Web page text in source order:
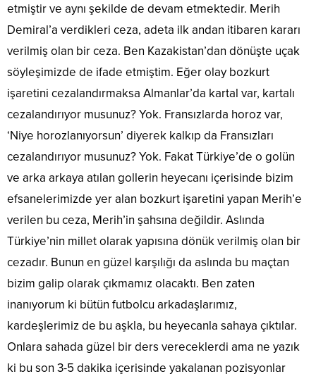
etmiştir ve aynı şekilde de devam etmektedir. Merih
Demiral’a verdikleri ceza, adeta ilk andan itibaren kararı
verilmiş olan bir ceza. Ben Kazakistan’dan dönüşte uçak
söyleşimizde de ifade etmiştim. Eğer olay bozkurt
işaretini cezalandırmaksa Almanlar’da kartal var, kartalı
cezalandırıyor musunuz? Yok. Fransızlarda horoz var,
‘Niye horozlanıyorsun’ diyerek kalkıp da Fransızları
cezalandırıyor musunuz? Yok. Fakat Türkiye’de o golün
ve arka arkaya atılan gollerin heyecanı içerisinde bizim
efsanelerimizde yer alan bozkurt işaretini yapan Merih’e
verilen bu ceza, Merih’in şahsına değildir. Aslında
Türkiye’nin millet olarak yapısına dönük verilmiş olan bir
cezadır. Bunun en güzel karşılığı da aslında bu maçtan
bizim galip olarak çıkmamız olacaktı. Ben zaten
inanıyorum ki bütün futbolcu arkadaşlarımız,
kardeşlerimiz de bu aşkla, bu heyecanla sahaya çıktılar.
Onlara sahada güzel bir ders vereceklerdi ama ne yazık
ki bu son 3-5 dakika içerisinde yakalanan pozisyonlar